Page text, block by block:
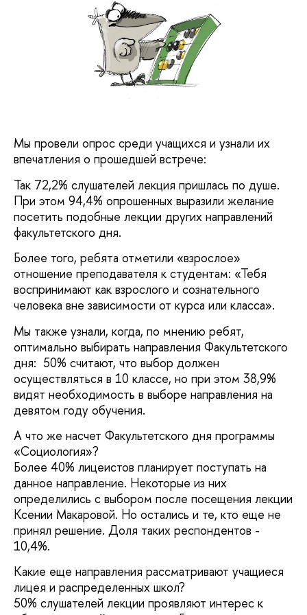
Мы провели опрос среди учащихся и узнали их
впечатления о прошедшей встрече:
Так 72,2% слушателей лекция пришлась по душе.
При этом 94,4% опрошенных выразили желание
посетить подобные лекции других направлений
факультетского дня.
Более того, ребята отметили «взрослое»
отношение преподавателя к студентам: «Тебя
воспринимают как взрослого и сознательного
человека вне зависимости от курса или класса».
Мы также узнали, когда, по мнению ребят,
оптимально выбирать направления Факультетского
дня: 50% считают, что выбор должен
осуществляться в 10 классе, но при этом 38,9%
видят необходимость в выборе направления на
девятом году обучения.
А что же насчет Факультетского дня программы
«Социология»?
Более 40% лицеистов планирует поступать на
данное направление. Некоторые из них
определились с выбором после посещения лекции
Ксении Макаровой. Но остались и те, кто еще не
принял решение. Доля таких респондентов -
10,4%.
Какие еще направления рассматривают учащиеся
лицея и распределенных школ?
50% слушателей лекции проявляют интерес к